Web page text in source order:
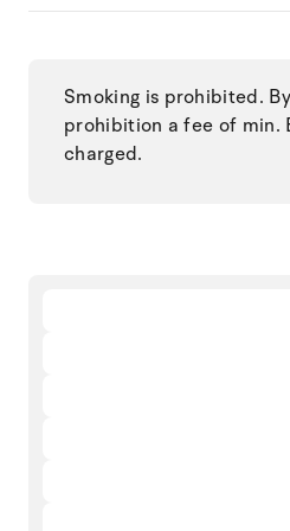
Smoking is prohibited.
prohibition a fee of min.
charged.